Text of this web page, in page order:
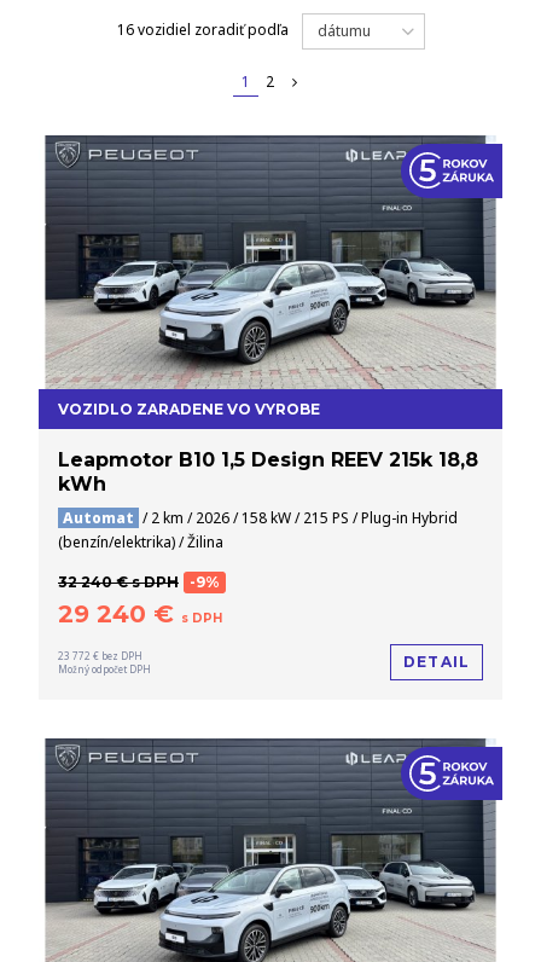
16 vozidiel zoradiť podľa dátumu
1 2
VOZIDLO ZARADENE VO VYROBE
Leapmotor B10 1,5 Design REEV 215k 18,8
kWh
Automat / 2 km / 2026 / 158 kW / 215 PS / Plug-in Hybrid
(benzín/elektrika) / Žilina
32 240 € s DPH -9%
29 240 € s DPH
23 772 € bez DPH
Možný odpočet DPH
DETAIL